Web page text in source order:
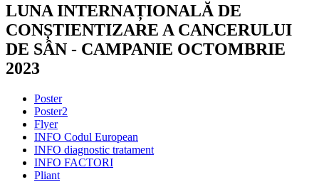
LUNA INTERNAȚIONALĂ DE
CONȘTIENTIZARE A CANCERULUI
DE SÂN - CAMPANIE OCTOMBRIE
2023
Poster
Poster2
Flyer
INFO Codul European
INFO diagnostic tratament
INFO FACTORI
Pliant